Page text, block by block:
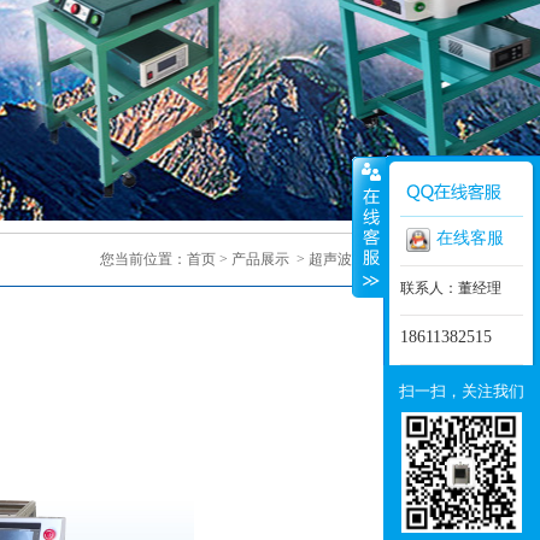
您当前位置： 首页 > 产品展示 > 超声波焊接机
在线客服
联系人：董经理
18611382515
扫一扫，关注我们